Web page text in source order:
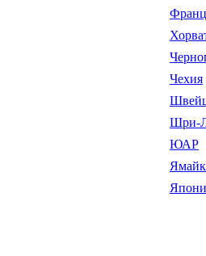
Чехия
Шри-
ЮАР